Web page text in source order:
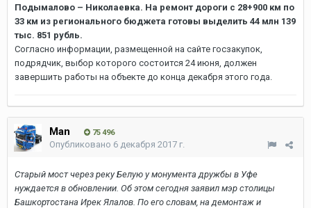
Подымалово – Николаевка. На ремонт дороги с 28+900 км по
33 км из регионального бюджета готовы выделить 44 млн 139
тыс. 851 рубль.
Согласно информации, размещенной на сайте госзакупок,
подрядчик, выбор которого состоится 24 июня, должен
завершить работы на объекте до конца декабря этого года.
Man 75 496
Опубликовано 6 декабря 2017 г.
Старый мост через реку Белую у монумента дружбы в Уфе
нуждается в обновлении. Об этом сегодня заявил мэр столицы
Башкортостана Ирек Ялалов. По его словам, на демонтаж и